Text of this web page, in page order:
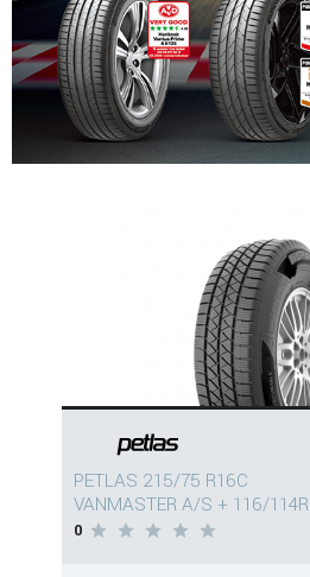
PETLAS 215/75 R16C
VANMASTER A/S + 116/114R
0